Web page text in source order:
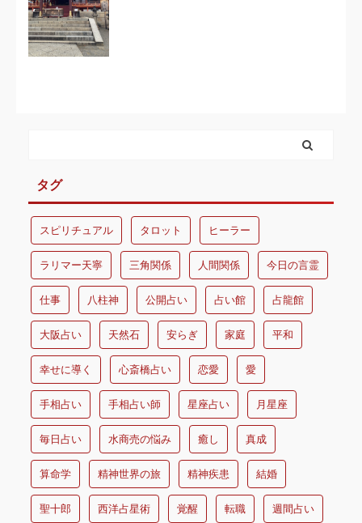
タグ
スピリチュアル タロット ヒーラー
ラリマー天寧 三角関係 人間関係 今日の言霊
仕事 八柱神 公開占い 占い館 占龍館
大阪占い 天然石 安らぎ 家庭 平和
幸せに導く 心斎橋占い 恋愛 愛
手相占い 手相占い師 星座占い 月星座
毎日占い 水商売の悩み 癒し 真成
算命学 精神世界の旅 精神疾患 結婚
聖十郎 西洋占星術 覚醒 転職 週間占い